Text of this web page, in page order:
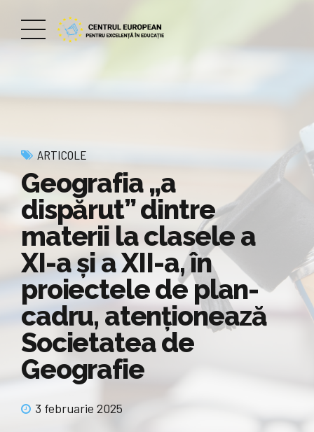
ARTICOLE
Geografia „a
dispărut” dintre
materii la clasele a
XI-a şi a XII-a, în
proiectele de plan-
cadru, atenţionează
Societatea de
Geografie
3 februarie 2025